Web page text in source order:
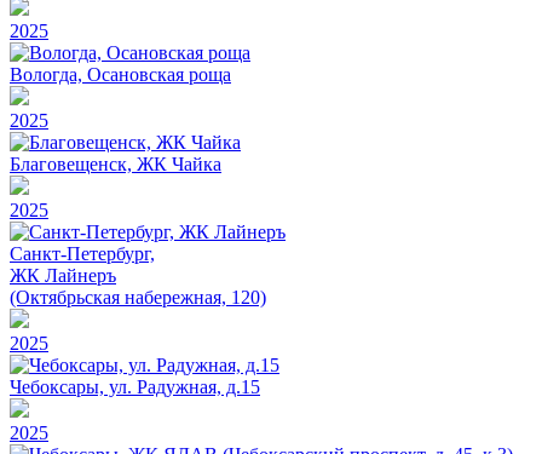
2025
Вологда, Осановская роща
2025
Благовещенск, ЖК Чайка
2025
Санкт-Петербург,
ЖК Лайнеръ
(Октябрьская набережная, 120)
2025
Чебоксары, ул. Радужная, д.15
2025